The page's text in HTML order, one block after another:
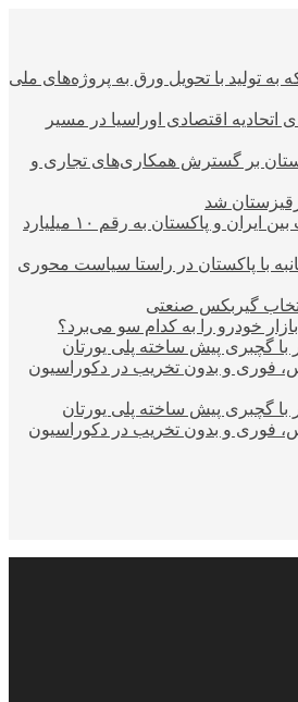
به تولید با تحویل ورق به پروژه‌های ملی
اتحادیه اقتصادی اوراسیا در مسیر
بر گسترش همکاری‌های تجاری و
شد
افزایش حجم تجارت بین ایران و پاکستان به رقم ۱۰ میلیارد
با پاکستان در راستا سیاست محوری
گیربکس صنعتی
خودرو را به کدام سو می‌برد؟
با گچبری پیش ساخته پلی یورتان
فوری و بدون تخریب در دکوراسیون
با گچبری پیش ساخته پلی یورتان
فوری و بدون تخریب در دکوراسیون